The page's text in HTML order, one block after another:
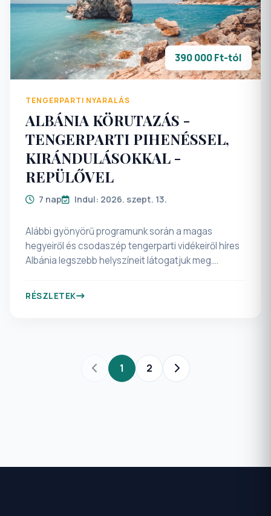
KELL LENNIE A HAZAÉRKEZÉST KÖVETŐ 3 HÓNAPIG!
KÉRJÜK A NEVEK PONTOSÍTÁSÁT AZ
ÚTLEVÉL/SZEMÉLYI IGAZOLVÁNY SZERINT! (Az ebből
eredő problémák az utas(okat) terheli!) KÜLFÖLDI
ÁLLAMPOLGÁROK EGYÉNILEG INTÉZIK AZ EGYES
SZÜKSÉGES ENGEDÉLYEKET (VÍZUMOKAT) !
(további részletek a Külügyminisztérium honlapján)
</b>
390 000 Ft-tól
TENGERPARTI NYARALÁS
ALBÁNIA KÖRUTAZÁS -
TENGERPARTI PIHENÉSSEL,
KIRÁNDULÁSOKKAL -
REPÜLŐVEL
7 nap Indul: 2026. szept. 13.
Alábbi gyönyörű programunk során a magas
hegyeiről és csodaszép tengerparti vidékeiről híres
Albánia legszebb helyszíneit látogatjuk meg.
belátása és vérmérséklete szerint választhat, hogy
homokos tengerpartját!
RÉSZLETEK
1 2